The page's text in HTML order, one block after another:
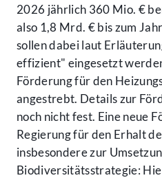
2026 jährlich 360 Mio. €
also 1,8 Mrd. € bis zum
sollen dabei laut
effizient" eingesetzt
Förderung für den
angestrebt. Details zur
noch nicht fest. Eine neue
Regierung für den Erhalt
insbesondere zur
Biodiversitätsstrategie: